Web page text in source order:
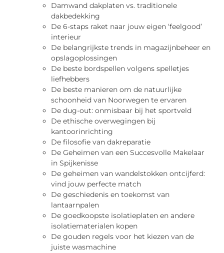
Damwand dakplaten vs. traditionele
dakbedekking
De 6-staps raket naar jouw eigen ‘feelgood’
interieur
De belangrijkste trends in magazijnbeheer en
opslagoplossingen
De beste bordspellen volgens spelletjes
liefhebbers
De beste manieren om de natuurlijke
schoonheid van Noorwegen te ervaren
De dug-out: onmisbaar bij het sportveld
De ethische overwegingen bij
kantoorinrichting
De filosofie van dakreparatie
De Geheimen van een Succesvolle Makelaar
in Spijkenisse
De geheimen van wandelstokken ontcijferd:
vind jouw perfecte match
De geschiedenis en toekomst van
lantaarnpalen
De goedkoopste isolatieplaten en andere
isolatiematerialen kopen
De gouden regels voor het kiezen van de
juiste wasmachine